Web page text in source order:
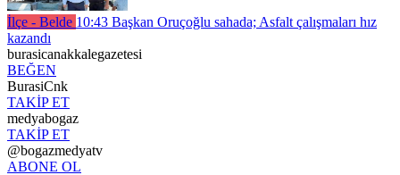
İlçe - Belde 10:43 Başkan Oruçoğlu sahada; Asfalt çalışmaları hız
kazandı
burasicanakkalegazetesi
BEĞEN
BurasiCnk
TAKİP ET
medyabogaz
TAKİP ET
@bogazmedyatv
ABONE OL